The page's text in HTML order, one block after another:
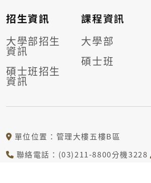
招生資訊
大學部招生
資訊
碩士班招生
資訊
課程資訊
大學部
碩士班
單位位置：管理大樓五樓B區
聯絡電話：(03)211-8800分機3228